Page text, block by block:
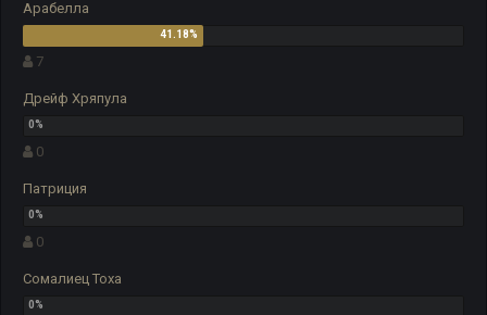
Арабелла
7
Дрейф Хряпула
0
Патриция
0
Сомалиец Тоха